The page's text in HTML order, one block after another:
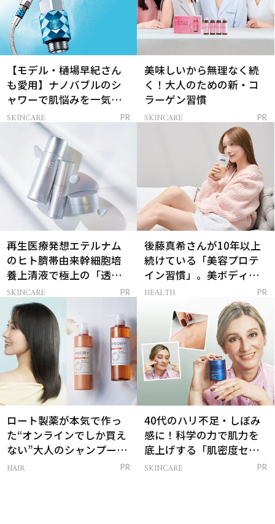
【モデル・樋場早紀さん
も愛用】ナノバブルのシ
ャワーで肌悩みを一気に
解決
SKINCARE PR
美味しいから無理なく続
く！大人のための新・コ
ラーゲン習慣
SKINCARE PR
再生医療発想エテルナム
のヒト臍帯由来幹細胞培
養上清液で極上の「透明
感ハリ肌」へ
SKINCARE PR
後藤真希さんが10年以上
続けている「美容プロテ
イン習慣」。美ボディを
支える朝ルーティンと
HEALTH PR
ロート製薬が本気で作っ
た“オンラインでしか買え
ない”大人のシャンプー＆
トリートメントって？
HAIR PR
40代のハリ不足・しぼみ
感に！科学の力で肌力を
底上げする「肌密度セラ
ム」
SKINCARE PR